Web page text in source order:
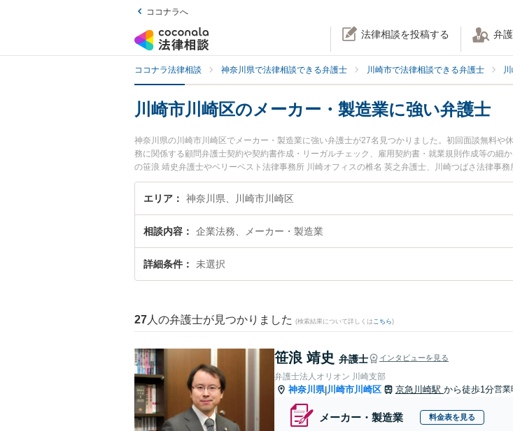
ココナラへ
法律相談を投稿する 弁
ココナラ法律相談 神奈川県で法律相談できる弁護士 川崎市で法律相談できる弁護士
川崎市川崎区のメーカー・製造業に強い弁護士
神奈川県の川崎市川崎区でメーカー・製造業に強い弁護士が27名見つかりました。初回面談無料
務に関係する顧問弁護士契約や契約書作成・リーガルチェック、雇用契約書・就業規則作成等の細
の笹浪 靖史弁護士やベリーベスト法律事務所 川崎オフィスの椎名 英之弁護士、川崎つばさ法律事
います。『川崎市川崎区で土日や夜間に発生したメーカー・製造業のトラブルを今すぐに弁護士に
索したい』『初回相談無料でメーカー・製造業を法律相談できる川崎市川崎区内の弁護士に相談予
エリア 神奈川県、川崎市川崎区
相談内容 企業法務、メーカー・製造業
詳細条件 未選択
27 人の弁護士が見つかりました (検索結果について詳しくは こちら)
笹浪 靖史 弁護士 インタビューを見る
弁護士法人オリオン 川崎支部
神奈川県|川崎市川崎区 京急川崎駅 から徒歩1分営業
メーカー・製造業 料金表を見る